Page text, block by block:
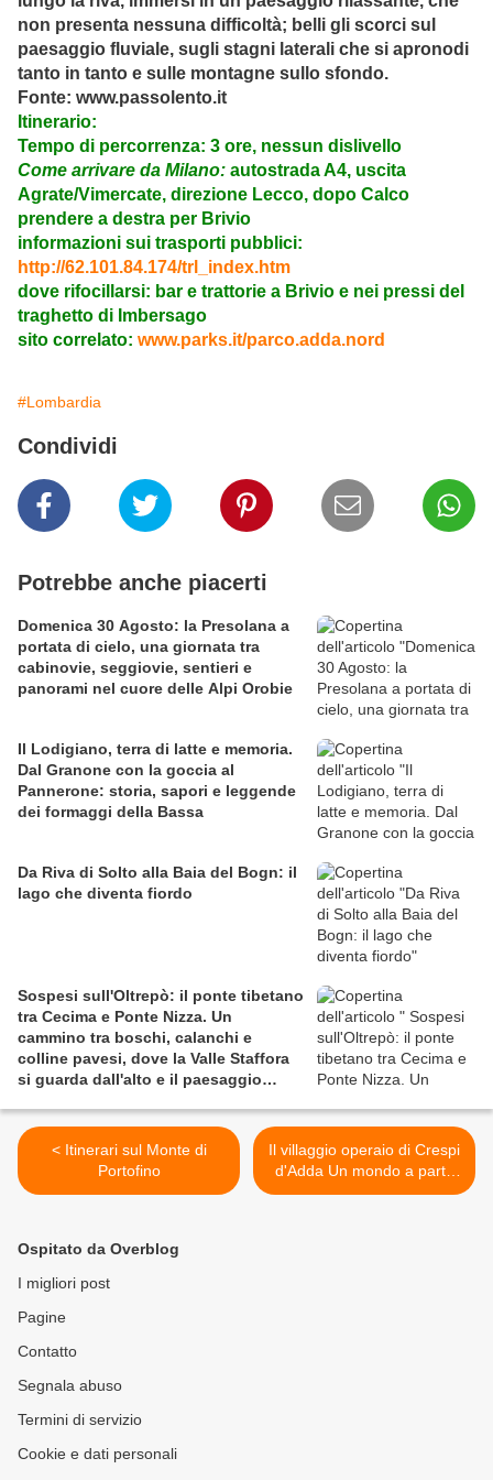
non presenta nessuna difficoltà; belli gli scorci sul
paesaggio fluviale, sugli stagni laterali che si apronodi
tanto in tanto e sulle montagne sullo sfondo.
Fonte: www.passolento.it
Itinerario:
Tempo di percorrenza: 3 ore, nessun dislivello
Come arrivare da Milano: autostrada A4, uscita
Agrate/Vimercate, direzione Lecco, dopo Calco
prendere a destra per Brivio
informazioni sui trasporti pubblici:
http://62.101.84.174/trl_index.htm
dove rifocillarsi: bar e trattorie a Brivio e nei pressi del
traghetto di Imbersago
sito correlato: www.parks.it/parco.adda.nord
#Lombardia
Condividi
Potrebbe anche piacerti
Domenica 30 Agosto: la Presolana a
portata di cielo, una giornata tra
cabinovie, seggiovie, sentieri e
panorami nel cuore delle Alpi Orobie
Il Lodigiano, terra di latte e memoria.
Dal Granone con la goccia al
Pannerone: storia, sapori e leggende
dei formaggi della Bassa
Da Riva di Solto alla Baia del Bogn: il
lago che diventa fiordo
Sospesi sull'Oltrepò: il ponte tibetano
tra Cecima e Ponte Nizza. Un
cammino tra boschi, calanchi e
colline pavesi, dove la Valle Staffora
si guarda dall'alto e il paesaggio
< Itinerari sul Monte di
Portofino
Il villaggio operaio di Crespi
d'Adda Un mondo a parte
tra utopia e pragmatismo
Ospitato da Overblog
I migliori post
Pagine
Contatto
Segnala abuso
Termini di servizio
Cookie e dati personali